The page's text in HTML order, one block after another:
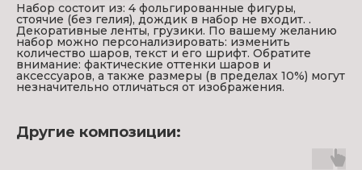
Набор состоит из: 4 фольгированные фигуры,
стоячие (без гелия), дождик в набор не входит. .
Декоративные ленты, грузики. По вашему желанию
набор можно персонализировать: изменить
количество шаров, текст и его шрифт. Обратите
внимание: фактические оттенки шаров и
аксессуаров, а также размеры (в пределах 10%) могут
незначительно отличаться от изображения.
Другие композиции: